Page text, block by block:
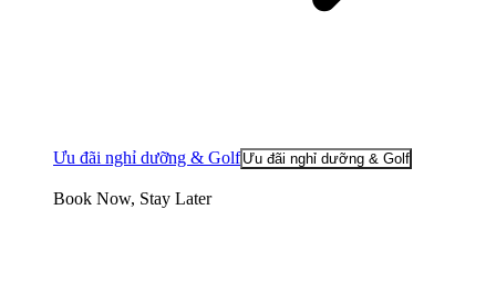
Ưu đãi nghỉ dưỡng & Golf Ưu đãi nghỉ dưỡng & Golf
Book Now, Stay Later